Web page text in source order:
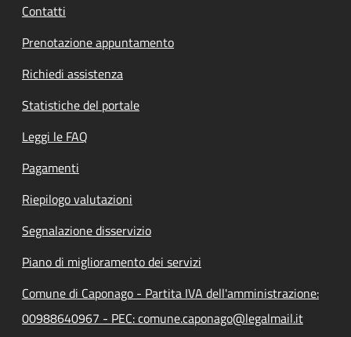
Contatti
Prenotazione appuntamento
Richiedi assistenza
Statistiche del portale
Leggi le FAQ
Pagamenti
Riepilogo valutazioni
Segnalazione disservizio
Piano di miglioramento dei servizi
Comune di Caponago - Partita IVA dell'amministrazione:
00988640967 - PEC: comune.caponago@legalmail.it